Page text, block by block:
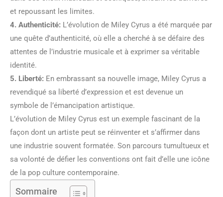
et repoussant les limites.
4. Authenticité: L’évolution de Miley Cyrus a été marquée par
une quête d’authenticité, où elle a cherché à se défaire des
attentes de l’industrie musicale et à exprimer sa véritable
identité.
5. Liberté: En embrassant sa nouvelle image, Miley Cyrus a
revendiqué sa liberté d’expression et est devenue un
symbole de l’émancipation artistique.
L’évolution de Miley Cyrus est un exemple fascinant de la
façon dont un artiste peut se réinventer et s’affirmer dans
une industrie souvent formatée. Son parcours tumultueux et
sa volonté de défier les conventions ont fait d’elle une icône
de la pop culture contemporaine.
Sommaire